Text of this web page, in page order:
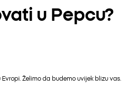
u Pepcu?
Želimo da budemo uvijek blizu vas.